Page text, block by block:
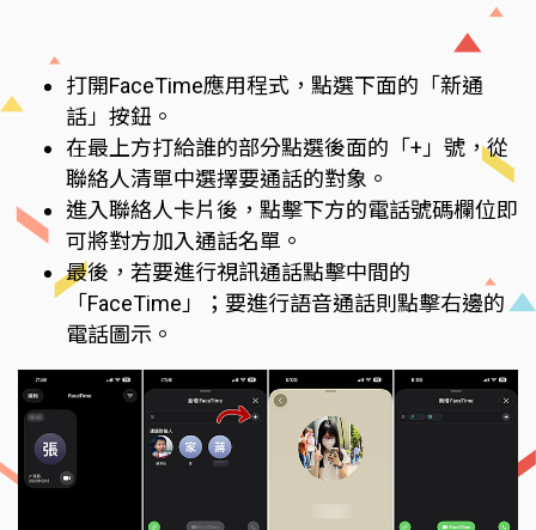
打開FaceTime應用程式，點選下面的「新通
話」按鈕。
在最上方打給誰的部分點選後面的「+」號，從
聯絡人清單中選擇要通話的對象。
進入聯絡人卡片後，點擊下方的電話號碼欄位即
可將對方加入通話名單。
最後，若要進行視訊通話點擊中間的
「FaceTime」；要進行語音通話則點擊右邊的
電話圖示。